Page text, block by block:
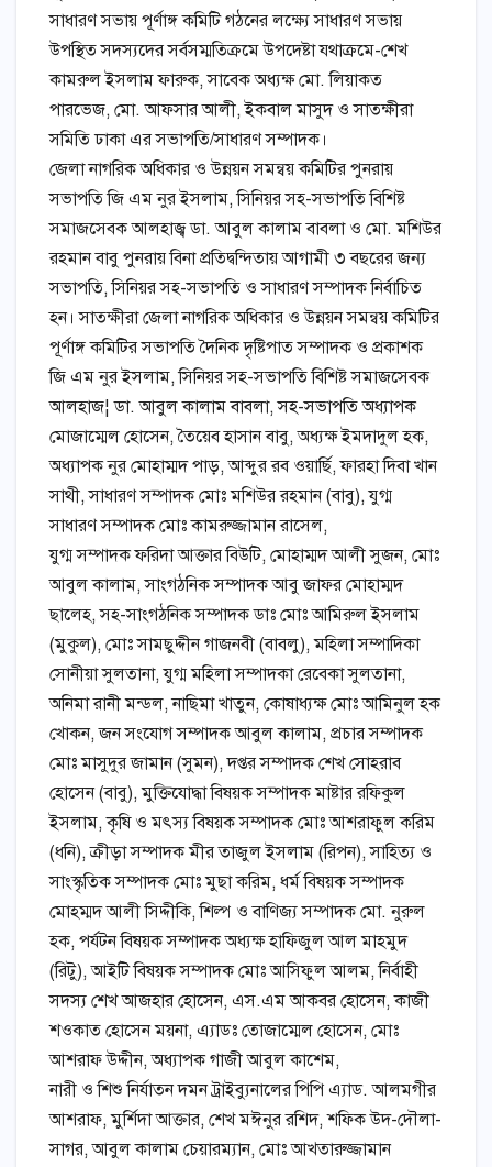
সাধারণ সভায় পূর্ণাঙ্গ কমিটি গঠনের লক্ষ্যে সাধারণ সভায়
উপস্থিত সদস্যদের সর্বসম্মতিক্রমে উপদেষ্টা যথাক্রমে-শেখ
কামরুল ইসলাম ফারুক, সাবেক অধ্যক্ষ মো. লিয়াকত
পারভেজ, মো. আফসার আলী, ইকবাল মাসুদ ও সাতক্ষীরা
সমিতি ঢাকা এর সভাপতি/সাধারণ সম্পাদক।
জেলা নাগরিক অধিকার ও উন্নয়ন সমন্বয় কমিটির পুনরায়
সভাপতি জি এম নুর ইসলাম, সিনিয়র সহ-সভাপতি বিশিষ্ট
সমাজসেবক আলহাজ্ব ডা. আবুল কালাম বাবলা ও মো. মশিউর
রহমান বাবু পুনরায় বিনা প্রতিদ্বন্দিতায় আগামী ৩ বছরের জন্য
সভাপতি, সিনিয়র সহ-সভাপতি ও সাধারণ সম্পাদক নির্বাচিত
হন। সাতক্ষীরা জেলা নাগরিক অধিকার ও উন্নয়ন সমন্বয় কমিটির
পূর্ণাঙ্গ কমিটির সভাপতি দৈনিক দৃষ্টিপাত সম্পাদক ও প্রকাশক
জি এম নুর ইসলাম, সিনিয়র সহ-সভাপতি বিশিষ্ট সমাজসেবক
আলহাজ¦ ডা. আবুল কালাম বাবলা, সহ-সভাপতি অধ্যাপক
মোজাম্মেল হোসেন, তৈয়েব হাসান বাবু, অধ্যক্ষ ইমদাদুল হক,
অধ্যাপক নুর মোহাম্মদ পাড়, আব্দুর রব ওয়ার্ছি, ফারহা দিবা খান
সাথী, সাধারণ সম্পাদক মোঃ মশিউর রহমান (বাবু), যুগ্ম
সাধারণ সম্পাদক মোঃ কামরুজ্জামান রাসেল,
যুগ্ম সম্পাদক ফরিদা আক্তার বিউটি, মোহাম্মদ আলী সুজন, মোঃ
আবুল কালাম, সাংগঠনিক সম্পাদক আবু জাফর মোহাম্মদ
ছালেহ, সহ-সাংগঠনিক সম্পাদক ডাঃ মোঃ আমিরুল ইসলাম
(মুকুল), মোঃ সামছুদ্দীন গাজনবী (বাবলু), মহিলা সম্পাদিকা
সোনীয়া সুলতানা, যুগ্ম মহিলা সম্পাদকা রেবেকা সুলতানা,
অনিমা রানী মন্ডল, নাছিমা খাতুন, কোষাধ্যক্ষ মোঃ আমিনুল হক
খোকন, জন সংযোগ সম্পাদক আবুল কালাম, প্রচার সম্পাদক
মোঃ মাসুদুর জামান (সুমন), দপ্তর সম্পাদক শেখ সোহরাব
হোসেন (বাবু), মুক্তিযোদ্ধা বিষয়ক সম্পাদক মাষ্টার রফিকুল
ইসলাম, কৃষি ও মৎস্য বিষয়ক সম্পাদক মোঃ আশরাফুল করিম
(ধনি), ক্রীড়া সম্পাদক মীর তাজুল ইসলাম (রিপন), সাহিত্য ও
সাংস্কৃতিক সম্পাদক মোঃ মুছা করিম, ধর্ম বিষয়ক সম্পাদক
মোহম্মদ আলী সিদ্দীকি, শিল্প ও বাণিজ্য সম্পাদক মো. নুরুল
হক, পর্যটন বিষয়ক সম্পাদক অধ্যক্ষ হাফিজুল আল মাহমুদ
(রিটু), আইটি বিষয়ক সম্পাদক মোঃ আসিফুল আলম, নির্বাহী
সদস্য শেখ আজহার হোসেন, এস.এম আকবর হোসেন, কাজী
শওকাত হোসেন ময়না, এ্যাডঃ তোজাম্মেল হোসেন, মোঃ
আশরাফ উদ্দীন, অধ্যাপক গাজী আবুল কাশেম,
নারী ও শিশু নির্যাতন দমন ট্রাইব্যুনালের পিপি এ্যাড. আলমগীর
আশরাফ, মুর্শিদা আক্তার, শেখ মঈনুর রশিদ, শফিক উদ-দৌলা-
সাগর, আবুল কালাম চেয়ারম্যান, মোঃ আখতারুজ্জামান